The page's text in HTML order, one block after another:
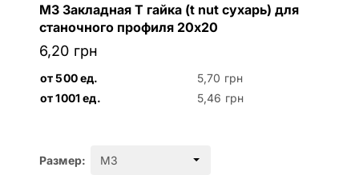
M3 Закладная Т гайка (t nut сухарь) для
станочного профиля 20х20
6,20 грн
от 500 ед. 5,70 грн
от 1001 ед.
5,46 грн
Размер: